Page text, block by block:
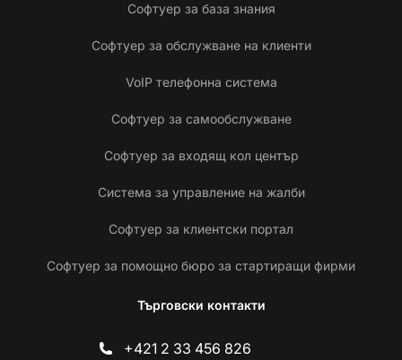
Софтуер за база знания
Софтуер за обслужване на клиенти
VoIP телефонна система
Софтуер за самообслужване
Софтуер за входящ кол център
Система за управление на жалби
Софтуер за клиентски портал
Софтуер за помощно бюро за стартиращи фирми
Търговски контакти
+421 2 33 456 826